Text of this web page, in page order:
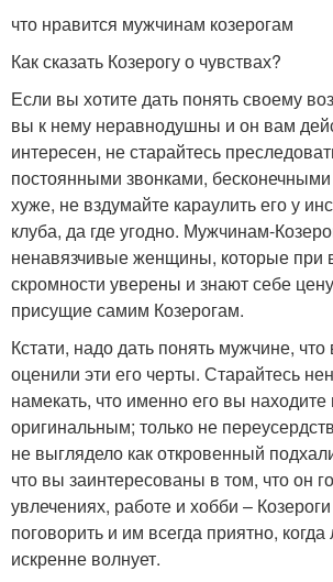
что нравится мужчинам козерогам
Как сказать Козерогу о чувствах?
Если вы хотите дать понять своему
вы к нему неравнодушны и он вам
интересен, не старайтесь
постоянными звонками,
хуже, не вздумайте караулить его у
клуба, да где угодно. Мужчинам-
ненавязчивые женщины, которые при
скромности уверены и знают себе
присущие самим Козерогам.
Кстати, надо дать понять мужчине,
оценили эти его черты. Старайтесь
намекать, что именно его вы
оригинальным; только не
не выглядело как откровенный
что вы заинтересованы в том, что он
увлечениях, работе и хобби –
поговорить и им всегда приятно,
искренне волнует.